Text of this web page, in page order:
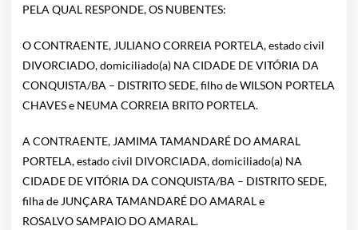
PELA QUAL RESPONDE, OS NUBENTES:
O CONTRAENTE, JULIANO CORREIA PORTELA, estado civil
DIVORCIADO, domiciliado(a) NA CIDADE DE VITÓRIA DA
CONQUISTA/BA – DISTRITO SEDE, filho de WILSON PORTELA
CHAVES e NEUMA CORREIA BRITO PORTELA.
A CONTRAENTE, JAMIMA TAMANDARÉ DO AMARAL
PORTELA, estado civil DIVORCIADA, domiciliado(a) NA
CIDADE DE VITÓRIA DA CONQUISTA/BA – DISTRITO SEDE,
filha de JUNÇARA TAMANDARÉ DO AMARAL e
ROSALVO SAMPAIO DO AMARAL.